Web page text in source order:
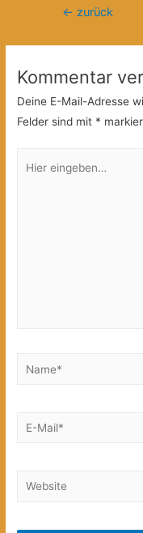
← zurück
Kommentar
Deine E-Mail-Adresse
Felder sind mit *
eingeben…
Name*
E-
Website